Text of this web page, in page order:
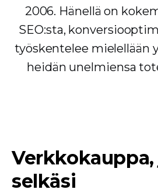
2006. Hänellä on
SEO:sta,
työskentelee mielellään
heidän unelmiensa
selkäsi